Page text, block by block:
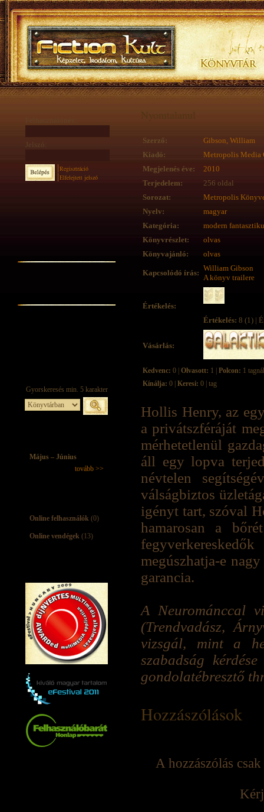
Jelszó:
Regisztráció
Elfelejtett jelszó
Május – Június
tovább >>
Online felhasználók (0)
Online vendégek (13)
Nyomtalanul
Szerző:
Gibson, William
Kiadó:
Metropolis Media
Megjelenés éve:
2010
Terjedelem:
256 oldal
Sorozat:
Metropolis
Nyelv:
magyar
Kategória:
modern
Könyvrészlet:
olvas
Könyvajánló:
olvas
Kapcsolódó írás:
William Gibson
A könyv trailere
Értékelés:
Értékelés: 8 (1) |
Vásárlás:
Kedvenc: 0 | Olvasott: 1 | Polcon: 1 tagnál
Kínálja: 0 | Keresi: 0 | tag
Hollis Henry, az
a privátszféráját
mérhetetlenül
áll egy lopva
névtelen
válságbiztos
igényt tart, szóval
hamarosan a
megúszhatja-e
garancia.
A Neurománccal
(Trendvadász,
vizsgál, mint a
szabadság
gondolatébresztő
Hozzászólások
A hozzászólás